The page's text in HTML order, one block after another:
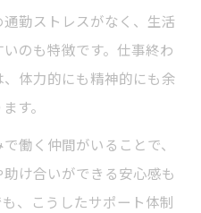
勤ストレスがなく、生活
のも特徴です。仕事終わ
体力的にも精神的にも余
す。
働く仲間がいることで、
け合いができる安心感も
、こうしたサポート体制